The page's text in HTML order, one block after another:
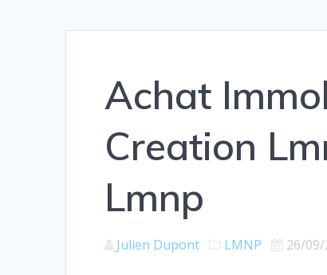
Achat
Creation
Lmnp
Julien Dupont LMNP 26/09/